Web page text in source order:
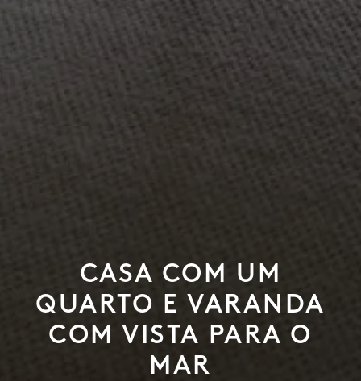
CASA COM UM
QUARTO E VARANDA
COM VISTA PARA O
MAR